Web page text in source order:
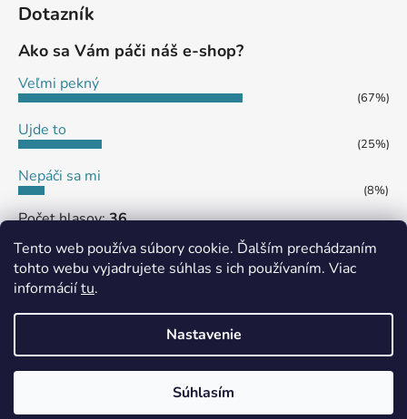
Tento web používa súbory cookie. Ďalším prechádzaním
tohto webu vyjadrujete súhlas s ich používaním. Viac
informáciítu.
Nastavenie
Súhlasím
Dotazník
Ako sa Vám páči náš e-shop?
Veľmi pekný
(67%)
Ujde to
(25%)
Nepáči sa mi
(8%)
Počet hlasov:36
MôjPrvýEshop.sk Shoptet.sk
Vytvoril Shoptet
eshop SHS JAMES